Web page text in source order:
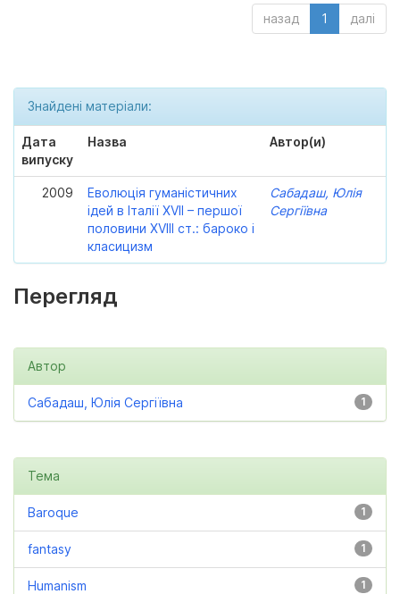
назад 1 далі
Знайдені матеріали:
Дата
випуску
Назва Автор(и)
2009
Еволюція гуманістичних
ідей в Італії XVII – першої
половини XVIII ст.: бароко і
класицизм
Сабадаш, Юлія
Сергіївна
Перегляд
Автор
1
Сабадаш, Юлія Сергіївна
Тема
1
Baroque
1
fantasy
1
Humanism